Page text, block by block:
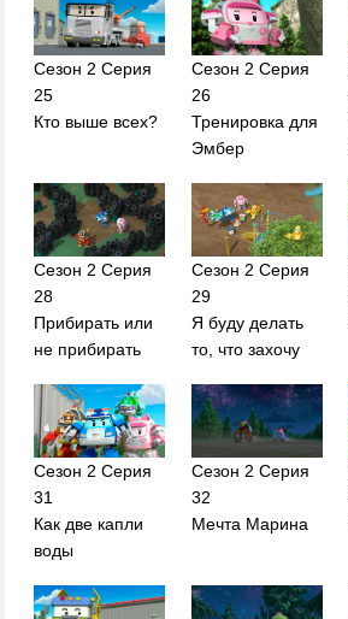
Сезон 2 Серия
25
Кто выше всех?
Сезон 2 Серия
26
Тренировка для
Эмбер
Сезон 2 Серия
28
Прибирать или
не прибирать
Сезон 2 Серия
29
Я буду делать
то, что захочу
Сезон 2 Серия
31
Как две капли
воды
Сезон 2 Серия
32
Мечта Марина